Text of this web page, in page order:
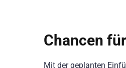
Chancen
Mit der geplanten